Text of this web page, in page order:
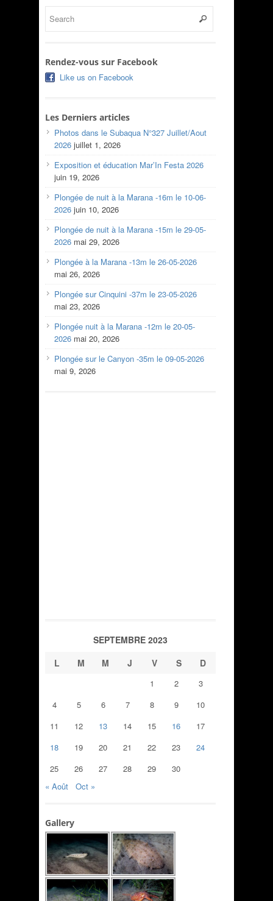
Rendez-vous sur Facebook
Like us on Facebook
Les Derniers articles
Photos dans le Subaqua N°327 Juillet/Aout
2026 juillet 1, 2026
Exposition et éducation Mar’In Festa 2026
juin 19, 2026
Plongée de nuit à la Marana -16m le 10-06-
2026 juin 10, 2026
Plongée de nuit à la Marana -15m le 29-05-
2026 mai 29, 2026
Plongée à la Marana -13m le 26-05-2026
mai 26, 2026
Plongée sur Cinquini -37m le 23-05-2026
mai 23, 2026
Plongée nuit à la Marana -12m le 20-05-
2026 mai 20, 2026
Plongée sur le Canyon -35m le 09-05-2026
mai 9, 2026
SEPTEMBRE 2023
L
M M J V S D
1 2
3
4
5 6 7 8 9
10
11
12 13 14 15 16
17
18
19 20 21 22 23
24
25
26 27 28 29
30
« Août
Oct »
Gallery